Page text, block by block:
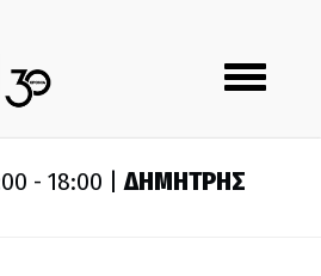
Toggle
navigation
- 18:00 |ΔΗΜΗΤΡΗΣ